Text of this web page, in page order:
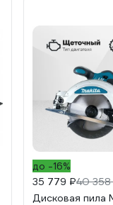
до -16%
35 779 ₽40
Дисковая пила